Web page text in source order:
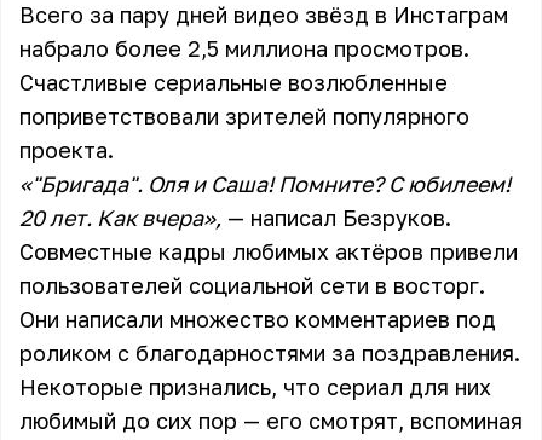
Всего за пару дней видео звёзд в Инстаграм
набрало более 2,5 миллиона просмотров.
Счастливые сериальные возлюбленные
поприветствовали зрителей популярного
проекта.
«"Бригада". Оля и Саша! Помните? С юбилеем!
20 лет. Как вчера», — написал Безруков.
Совместные кадры любимых актёров привели
пользователей социальной сети в восторг.
Они написали множество комментариев под
роликом с благодарностями за поздравления.
Некоторые признались, что сериал для них
любимый до сих пор — его смотрят, вспоминая